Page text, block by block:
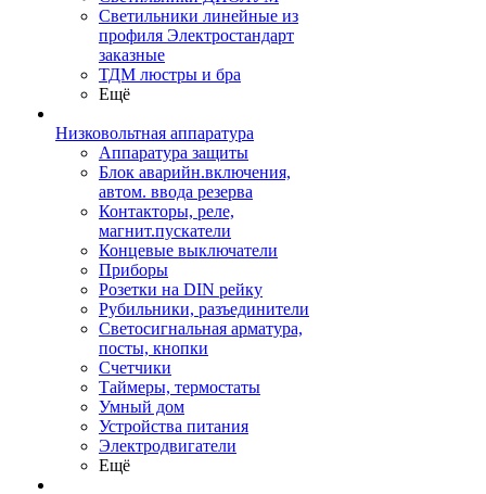
Светильники линейные из
профиля Электростандарт
заказные
ТДМ люстры и бра
Ещё
Низковольтная аппаратура
Аппаратура защиты
Блок аварийн.включения,
автом. ввода резерва
Контакторы, реле,
магнит.пускатели
Концевые выключатели
Приборы
Розетки на DIN рейку
Рубильники, разъединители
Светосигнальная арматура,
посты, кнопки
Счетчики
Таймеры, термостаты
Умный дом
Устройства питания
Электродвигатели
Ещё